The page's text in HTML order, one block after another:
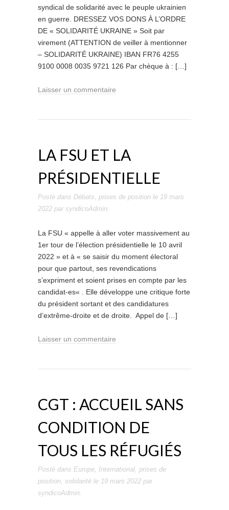
syndical de solidarité avec le peuple ukrainien
en guerre. DRESSEZ VOS DONS À L’ORDRE
DE « SOLIDARITÉ UKRAINE » Soit par
virement (ATTENTION de veiller à mentionner
– SOLIDARITÉ UKRAINE) IBAN FR76 4255
9100 0008 0035 9721 126 Par chèque à : […]
Laisser un commentaire
LA FSU ET LA
PRÉSIDENTIELLE
Posté dans Débats, prises de position le 19 mars
2022 par syndicoAdmin.
La FSU « appelle à aller voter massivement au
1er tour de l’élection présidentielle le 10 avril
2022 » et à « se saisir du moment électoral
pour que partout, ses revendications
s’expriment et soient prises en compte par les
candidat-es« . Elle développe une critique forte
du président sortant et des candidatures
d’extrême-droite et de droite. Appel de […]
Laisser un commentaire
CGT : ACCUEIL SANS
CONDITION DE
TOUS LES RÉFUGIÉS
Posté dans Europe, International, prises de
position, solidarité le 19 mars 2022 par
syndicoAdmin.